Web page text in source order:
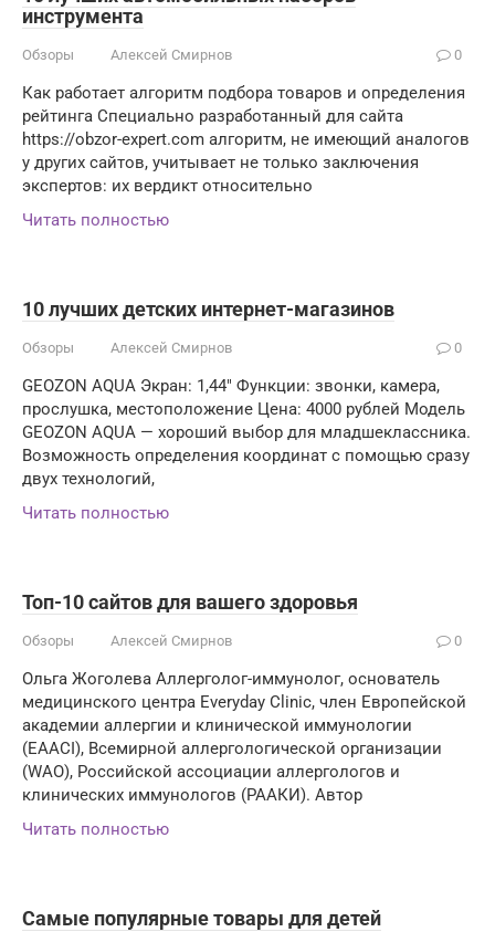
инструмента
Обзоры Алексей Смирнов 0
Как работает алгоритм подбора товаров и определения
рейтинга Специально разработанный для сайта
https://obzor-expert.com алгоритм, не имеющий аналогов
у других сайтов, учитывает не только заключения
экспертов: их вердикт относительно
Читать полностью
10 лучших детских интернет-магазинов
Обзоры Алексей Смирнов 0
GEOZON AQUA Экран: 1,44″ Функции: звонки, камера,
прослушка, местоположение Цена: 4000 рублей Модель
GEOZON AQUA — хороший выбор для младшеклассника.
Возможность определения координат с помощью сразу
двух технологий,
Читать полностью
Топ-10 сайтов для вашего здоровья
Обзоры Алексей Смирнов 0
Ольга Жоголева Аллерголог-иммунолог, основатель
медицинского центра Everyday Clinic, член Европейской
академии аллергии и клинической иммунологии
(EAACI), Всемирной аллергологической организации
(WAO), Российской ассоциации аллергологов и
клинических иммунологов (РААКИ). Автор
Читать полностью
Самые популярные товары для детей